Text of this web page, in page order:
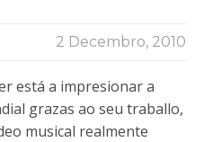
2 Decembro, 2010
está a impresionar a
grazas ao seu traballo,
musical realmente